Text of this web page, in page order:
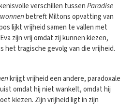
verschillen tussenParadise
betreft Miltons opvatting van
lijkt vrijheid samen te vallen met
zijn vrij omdat zij kunnen kiezen,
het tragische gevolg van die vrijheid.
krijgt vrijheid een andere, paradoxale
omdat hij niet wankelt, omdat hij
kiezen. Zijn vrijheid ligt in zijn